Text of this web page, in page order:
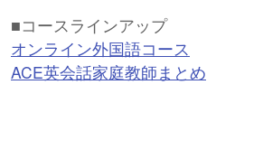
■コースラインアップ
オンライン外国語コース
ACE英会話家庭教師まとめ